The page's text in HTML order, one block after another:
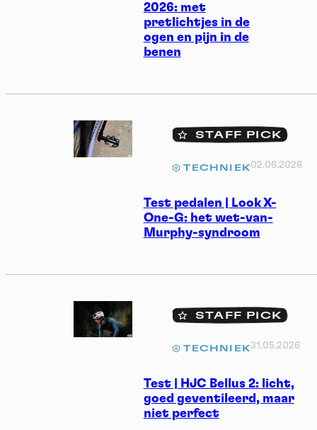
2026: met
pretlichtjes in de
ogen en pijn in de
benen
Test pedalen | Look X-
One-G: het wet-van-
Murphy-syndroom
STAFF PICK
TECHNIEK02.06.2026
Test | HJC Bellus 2: licht,
goed geventileerd, maar
niet perfect
STAFF PICK
TECHNIEK31.05.2026